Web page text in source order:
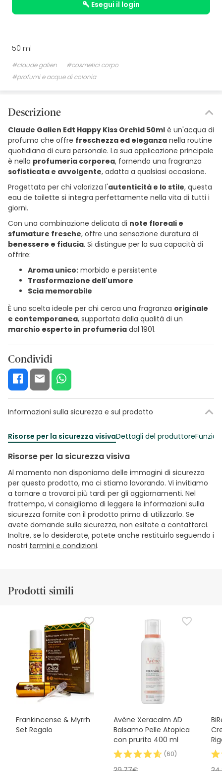
esegui il login
50 ml
#claude galien
#cosmetici corpo
#profumi e acque di colonia
Descrizione
Claude Galien Edt Happy Kiss Orchid 50ml è un'acqua di
profumo che offre freschezza ed eleganza nella routine
quotidiana di cura personale. La sua applicazione principale
è nella profumeria corporea, fornendo una fragranza
sofisticata e avvolgente, adatta a qualsiasi occasione.
Progettata per chi valorizza l'autenticità e lo stile, questa
eau de toilette si integra perfettamente nella vita di tutti i
giorni.
Con una combinazione delicata di note floreali e
sfumature fresche, offre una sensazione duratura di
benessere e fiducia. Si distingue per la sua capacità di
offrire:
Aroma unico: morbido e persistente
Trasformazione dell'umore
Scia memorabile
È una scelta ideale per chi cerca una fragranza originale
e contemporanea, supportata dalla qualità di un
marchio esperto in profumeria dal 1901.
Condividi
Informazioni sulla sicurezza e sul prodotto
Risorse per la sicurezza visivaDettagli del produttore
Risorse per la sicurezza visiva
Al momento non disponiamo delle immagini di sicurezza
per questo prodotto, ma ci stiamo lavorando. Vi invitiamo
a tornare a trovarci più tardi per gli aggiornamenti. Nel
frattempo, vi consigliamo di leggere le informazioni sulla
sicurezza fornite con il prodotto prima di utilizzarlo. Se
avete domande sulla sicurezza, non esitate a contattarci.
Inoltre, se lo desiderate, potete anche restituirlo seguendo i
nostri termini e condizioni.
Prodotti simili
Frankincense & Myrrh
Set Regalo
Avène Xeracalm AD
Balsamo Pelle Atopica
con prurito 400 ml
(60)